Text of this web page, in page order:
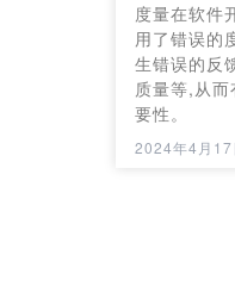
度量在软件
用了错误的
生错误的反
质量等,从
要性。
2024年4月17